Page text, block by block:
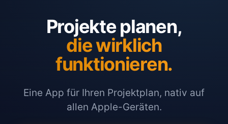
Projekte planen,
die wirklich
funktionieren.
Eine App für Ihren Projektplan, nativ auf
allen Apple-Geräten.